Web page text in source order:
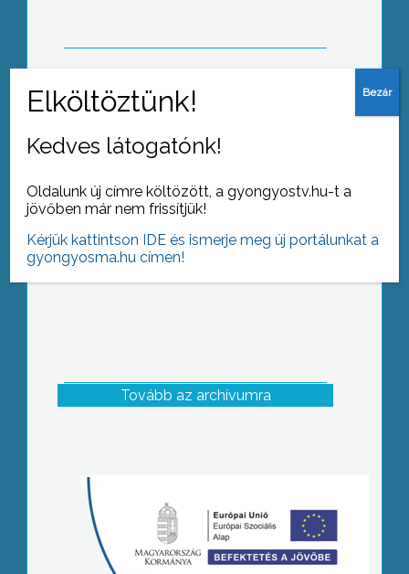
kapacitását hamarosan jelentősen
Tovább az archívumra
Kedves látogatónk!
Oldalunk új címre költözött, a gyongyostv.hu-t a
jövőben már nem frissítjük!
Kérjük kattintson IDE és ismerje meg új portálunkat a
gyongyosma.hu címen!